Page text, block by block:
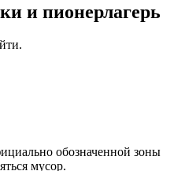
и пионерлагерь
обозначенной зоны
мусор.